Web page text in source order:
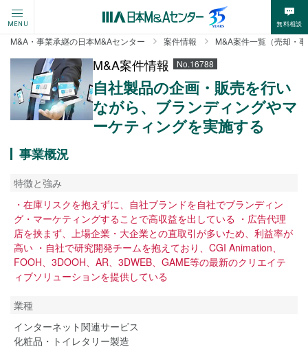
MENU 無料相談
M&A・事業承継の日本M&Aセンター 案件情報 M&A案件一覧（売却・
M&A案件情報 No.16788
自社製品の企画・販売を行い
ながら、ブランディングやマ
ーケティングを実施する
事業概況
特徴と強み
・在庫リスクを抱えずに、自社ブランドを自社でブランディン
グ・マーケティングすることで高収益を出している ・広告代理
店を挟まず、上場企業・大企業との直取引が多いため、利益率が
高い ・自社で研究開発チームを抱えており、CGI Animation、
FOOH、3DOOH、AR、3DWEB、GAME等の最新のクリエイテ
ィブソリューションを提供している
業種
インターネット関連サービス
化粧品・トイレタリー製造